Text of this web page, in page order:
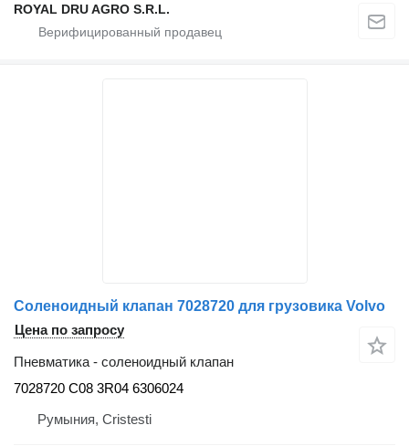
ROYAL DRU AGRO S.R.L.
Соленоидный клапан 7028720 для грузовика Volvo
Цена по запросу
Пневматика - соленоидный клапан
7028720 C08 3R04 6306024
Румыния, Cristesti